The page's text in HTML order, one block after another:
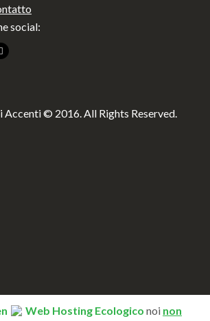
social:
Accenti © 2016. All Rights Reserved.
Web Hosting Ecologico noi non